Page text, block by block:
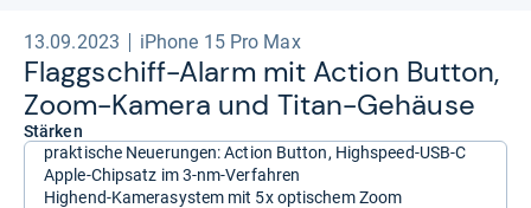
13.09.2023 iPhone 15 Pro Max
Flagg­schiff-​Alarm mit Action But­ton,
Zoom-​Kamera und Titan-​Gehäuse
Stärken
praktische Neuerungen: Action Button, Highspeed-USB-C
Apple-Chipsatz im 3-nm-Verfahren
Highend-Kamerasystem mit 5x optischem Zoom